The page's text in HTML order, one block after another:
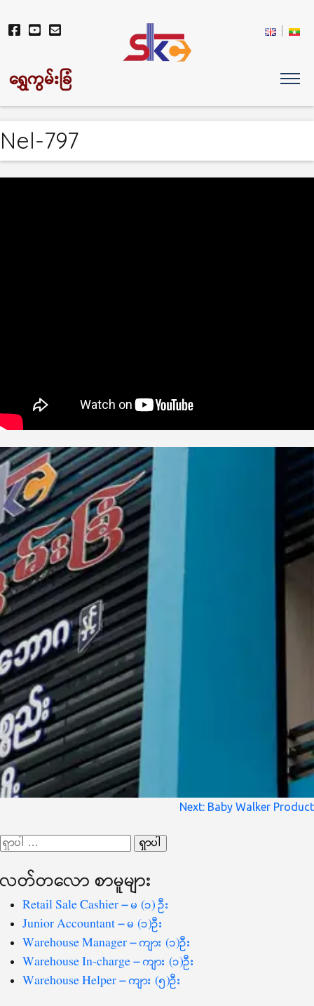
ရွှေကွမ်းခြံ
Nel-797
ပြ
Next: Baby Walker Product
ရှာ
စကားလုံး
လတ်တ‌လော စာမူများ
Retail Sale Cashier – မ (၁) ဦး
Junior Accountant – မ (၁)ဦး
Warehouse Manager – ကျား (၁)ဦး
Warehouse In-charge – ကျား (၁)ဦး
Warehouse Helper – ကျား (၅)ဦး